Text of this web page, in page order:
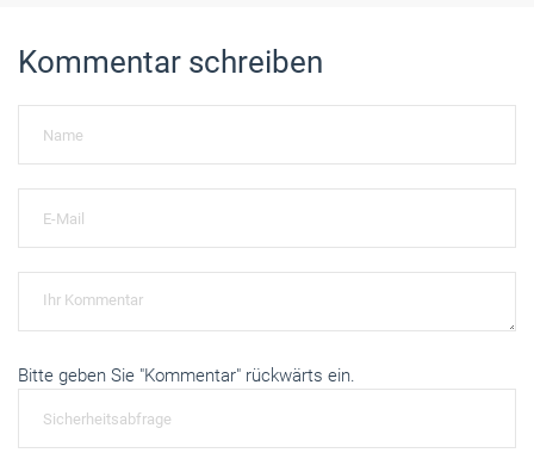
Kommentar schreiben
Bitte geben Sie "Kommentar" rückwärts ein.